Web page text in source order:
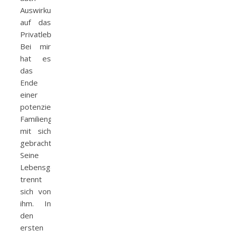
Auswirkungen
auf das
Privatleben.
Bei mir
hat es
das
Ende
einer
potenziellen
Familiengründung
mit sich
gebracht.“
Seine
Lebensgefährtin
trennt
sich von
ihm. In
den
ersten